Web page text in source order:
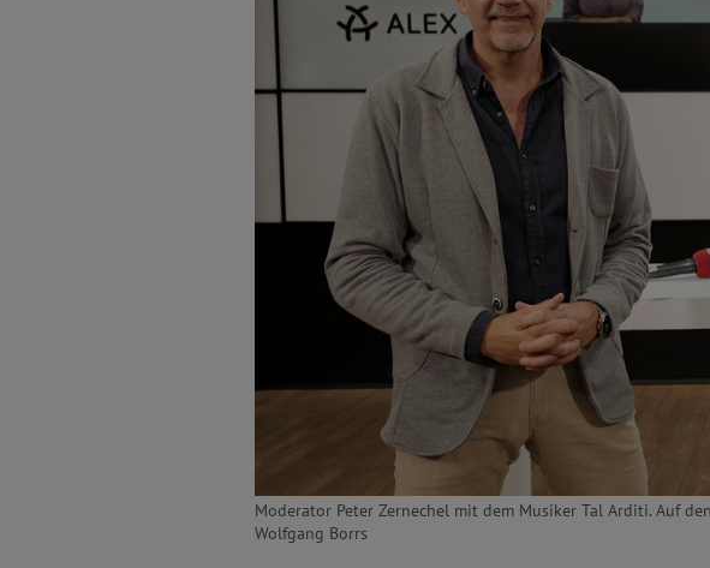
Moderator Peter Zernechel mit dem Musiker Tal Arditi. Auf
Wolfgang Borrs